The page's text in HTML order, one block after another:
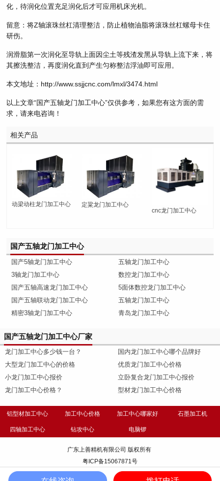
化，待润化位置充足润化后才可应用机床光机。
留意：将Z轴滚珠丝杠清理整洁，防止植物油脂将滚珠丝杠螺母卡住
研伤。
润滑脂第一次润化至导轨上面因尘土等残渣发黑从导轨上流下来，将
其擦洗整洁，再度润化直到产生匀称整洁浮油即可应用。
本文地址：http://www.ssjjcnc.com/lmxl/3474.html
以上文章“国产五轴龙门加工中心”仅供参考，如果您有这方面的需
求，请来电咨询！
相关产品
动梁动柱龙门加工中心
定粱龙门加工中心
cnc龙门加工中心
国产五轴龙门加工中心
国产5轴龙门加工中心
3轴龙门加工中心
国产五轴高速龙门加工中心
国产五轴联动龙门加工中心
精密3轴龙门加工中心
五轴龙门加工中心
数控龙门加工中心
5面体数控龙门加工中心
五轴龙门加工中心
青岛龙门加工中心
国产五轴龙门加工中心厂家
龙门加工中心多少钱一台？
大型龙门加工中心的价格
小龙门加工中心报价
龙门加工中心价格？
国内龙门加工中心哪个品牌好
优质龙门加工中心价格
立卧复合龙门加工中心报价
型材龙门加工中心价格
铝型材加工中心 加工中心价格 加工中心哪家好 石墨加工机
四轴加工中心 钻攻中心 电脑锣
广东上善精机有限公司 版权所有
粤ICP备15067871号